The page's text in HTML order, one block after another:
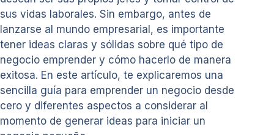
sus vidas laborales. Sin embargo, antes de
lanzarse al mundo empresarial, es importante
tener ideas claras y sólidas sobre qué tipo de
negocio emprender y cómo hacerlo de manera
exitosa. En este artículo, te explicaremos una
sencilla guía para emprender un negocio desde
cero y diferentes aspectos a considerar al
momento de generar ideas para iniciar un